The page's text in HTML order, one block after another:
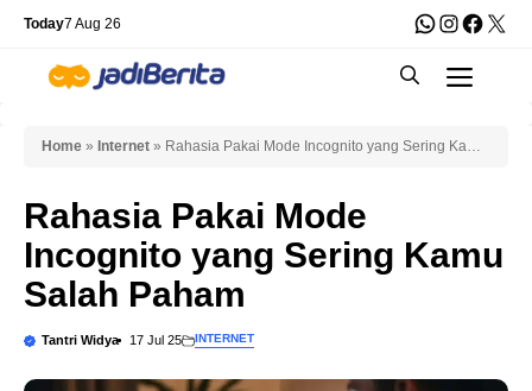
Skip
content
Today7 Aug 26 WhatsApp
X
Home » Internet » Rahasia Pakai Mode Incognito yang Sering Kamu
Rahasia Pakai Mode
Incognito yang Sering Kamu
Salah Paham
Tantri Widya 17 Jul 25 INTERNET